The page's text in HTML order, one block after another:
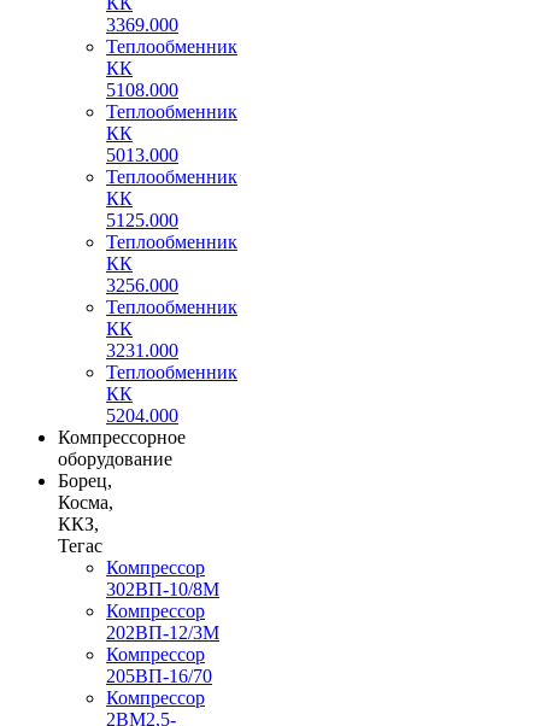
3369.000
Теплообменник
КК
5108.000
Теплообменник
КК
5013.000
Теплообменник
КК
5125.000
Теплообменник
КК
3256.000
Теплообменник
КК
3231.000
Теплообменник
КК
5204.000
Компрессорное
оборудование
Борец,
Косма,
ККЗ,
Тегас
Компрессор
302ВП-10/8М
Компрессор
202ВП-12/3М
Компрессор
205ВП-16/70
Компрессор
2ВМ2,5-